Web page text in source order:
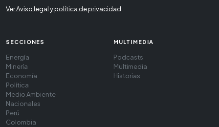
Ver Aviso legal y política de privacidad
SECCIONES
Energía
Minería
Economía
Política
Medio Ambiente
Nacionales
Perú
Colombia
MULTIMEDIA
Podcasts
Multimedia
Historias